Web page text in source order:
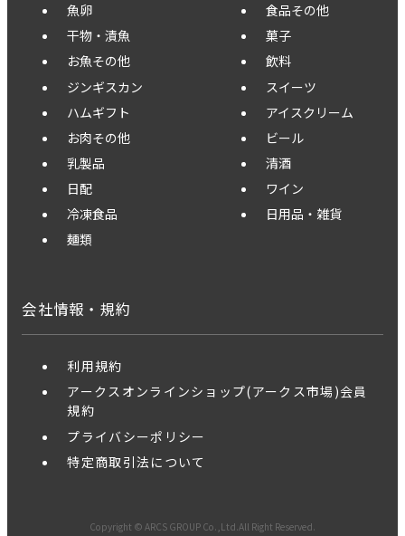
魚卵
干物・漬魚
お魚その他
ジンギスカン
ハムギフト
お肉その他
乳製品
日配
冷凍食品
麺類
食品その他
菓子
飲料
スイーツ
アイスクリーム
ビール
清酒
ワイン
日用品・雑貨
会社情報・規約
利用規約
アークスオンラインショップ(アークス市場)会員
規約
プライバシーポリシー
特定商取引法について
Copyright © ARCS GROUP Co.,Ltd.All Right Reserved.